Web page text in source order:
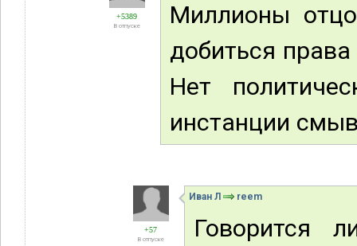
+5389
В отпуске
Миллионы
добиться
Нет
инстанции
+57
В отпуске
Иван Л reem
Говорится